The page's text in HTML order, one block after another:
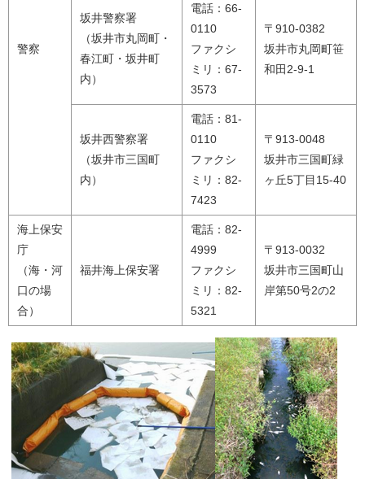
警察
坂井警察署
（坂井市丸岡町・
春江町・坂井町
内）
電話：66-
0110
ファクシ
ミリ：67-
3573
〒910-0382
坂井市丸岡町笹
和田2-9-1
坂井西警察署
（坂井市三国町
内）
電話：81-
0110
ファクシ
ミリ：82-
7423
〒913-0048
坂井市三国町緑
ヶ丘5丁目15-40
海上保安
庁
（海・河
口の場
合）
福井海上保安署
電話：82-
4999
ファクシ
ミリ：82-
5321
〒913-0032
坂井市三国町山
岸第50号2の2